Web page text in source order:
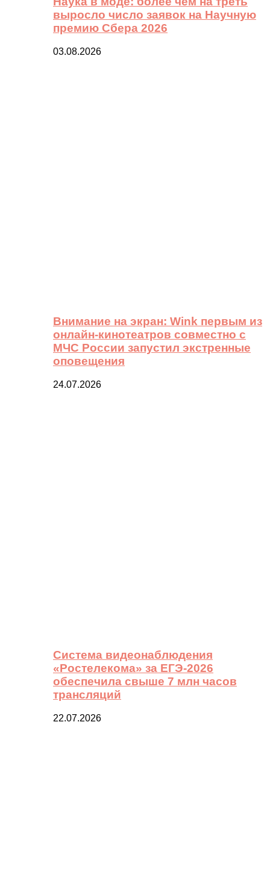
выросло число заявок на Научную
премию Сбера 2026
03.08.2026
Внимание на экран: Wink первым из
онлайн-кинотеатров совместно с
МЧС России запустил экстренные
оповещения
24.07.2026
Система видеонаблюдения
«Ростелекома» за ЕГЭ-2026
обеспечила свыше 7 млн часов
трансляций
22.07.2026